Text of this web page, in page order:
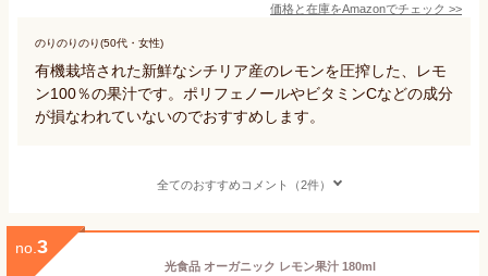
価格と在庫をAmazonでチェック >>
のりのりのり(50代・女性)
有機栽培された新鮮なシチリア産のレモンを圧搾した、レモ
ン100％の果汁です。ポリフェノールやビタミンCなどの成分
が損なわれていないのでおすすめします。
全てのおすすめコメント（2件）
no. 3
光食品 オーガニック レモン果汁 180ml